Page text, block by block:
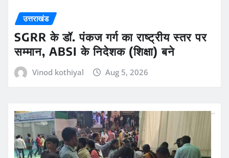
उत्तराखंड
SGRR के डॉ. पंकज गर्ग का राष्ट्रीय स्तर पर
सम्मान, ABSI के निदेशक (शिक्षा) बने
Vinod kothiyal Aug 5, 2026